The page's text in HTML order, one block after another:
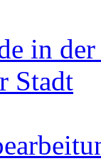
in
Stadt